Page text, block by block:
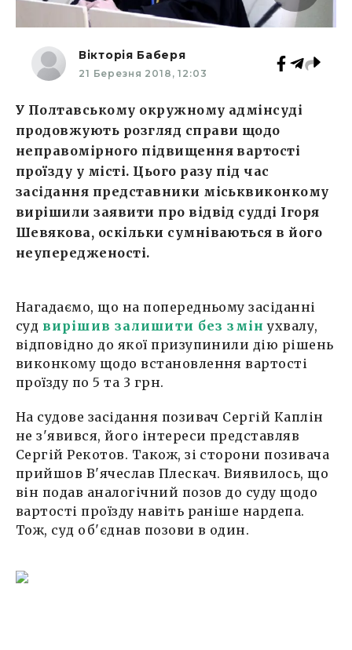
Вікторія Баберя
21 Березня 2018, 12:03
У Полтавському окружному адмінсуді
продовжують розгляд справи щодо
неправомірного підвищення вартості
проїзду у місті. Цього разу під час
засідання представники міськвиконкому
вирішили заявити про відвід судді Ігоря
Шевякова, оскільки сумніваються в його
неупередженості.
Нагадаємо, що на попередньому засіданні
суд вирішив залишити без змін ухвалу,
відповідно до якої призупинили дію рішень
виконкому щодо встановлення вартості
проїзду по 5 та 3 грн.
На судове засідання позивач Сергій Каплін
не з'явився, його інтереси представляв
Сергій Рекотов. Також, зі сторони позивача
прийшов В'ячеслав Плескач. Виявилось, що
він подав аналогічний позов до суду щодо
вартості проїзду навіть раніше нардепа.
Тож, суд об'єднав позови в один.